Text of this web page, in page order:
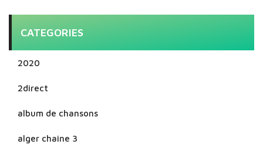
CATEGORIES
2020
2direct
album de chansons
alger chaine 3